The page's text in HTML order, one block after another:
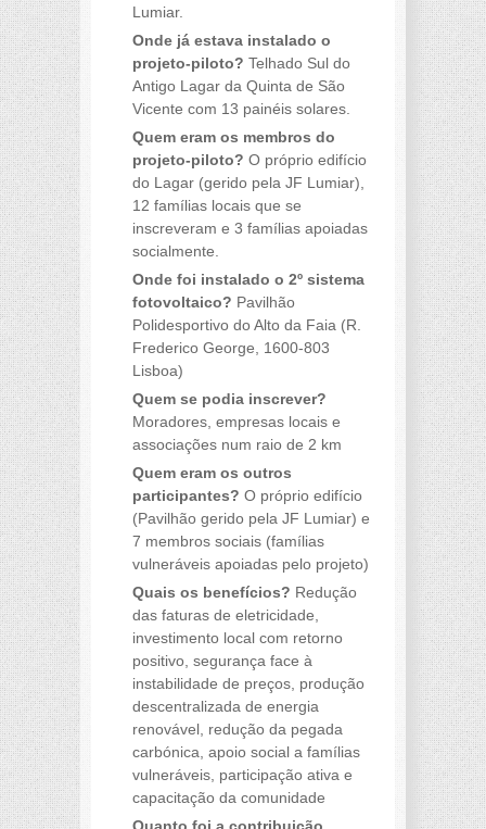
Lumiar.
Onde já estava instalado o
projeto-piloto? Telhado Sul do
Antigo Lagar da Quinta de São
Vicente com 13 painéis solares.
Quem eram os membros do
projeto-piloto? O próprio edifício
do Lagar (gerido pela JF Lumiar),
12 famílias locais que se
inscreveram e 3 famílias apoiadas
socialmente.
Onde foi instalado o 2º sistema
fotovoltaico? Pavilhão
Polidesportivo do Alto da Faia (R.
Frederico George, 1600-803
Lisboa)
Quem se podia inscrever?
Moradores, empresas locais e
associações num raio de 2 km
Quem eram os outros
participantes? O próprio edifício
(Pavilhão gerido pela JF Lumiar) e
7 membros sociais (famílias
vulneráveis apoiadas pelo projeto)
Quais os benefícios? Redução
das faturas de eletricidade,
investimento local com retorno
positivo, segurança face à
instabilidade de preços, produção
descentralizada de energia
renovável, redução da pegada
carbónica, apoio social a famílias
vulneráveis, participação ativa e
capacitação da comunidade